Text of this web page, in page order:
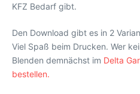
KFZ Bedarf gibt.
Den Download gibt es in 2
Viel Spaß beim Drucken. Wer
Blenden demnächst im Delta
bestellen.